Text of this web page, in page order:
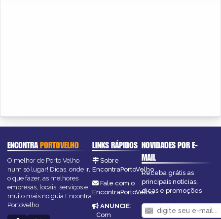
ENCONTRAPORTOVELHO
O melhor de Porto Velho
num só lugar! Dicas, onde ir,
o que fazer, as melhores
empresas, locais, serviços e
muito mais no guia Encontra
PortoVelho
LINKS RÁPIDOS
Sobre
EncontraPortoVelho
Fale com o
EncontraPortoVelho
ANUNCIE:
Com
NOVIDADES POR E-
MAIL
Receba grátis as
principais notícias,
dicas e promoções